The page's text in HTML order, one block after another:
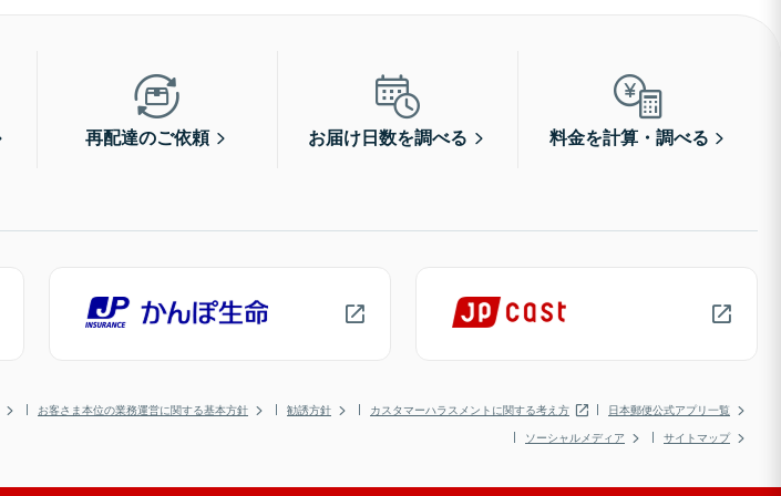
再配達のご依頼 お届け日数を調べる 料金を計算・調べる
お客さま本位の業務運営に関する基本方針 勧誘方針 カスタマーハラスメントに関する考え方
日本郵便公式アプリ一覧
ソーシャルメディア
サイトマップ